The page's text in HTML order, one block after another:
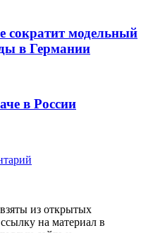
сократит модельный
в Германии
в России
из открытых
на материал в